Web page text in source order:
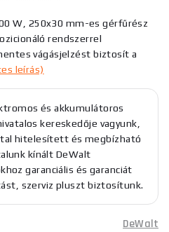
W, 250x30 mm-es gérfűrész
rendszerrel
vágásjelzést biztosít a
leírás)
és akkumulátoros
kereskedője vagyunk,
hitelesített és megbízható
kínált DeWalt
garanciális és garanciát
szerviz pluszt biztosítunk.
DeWalt